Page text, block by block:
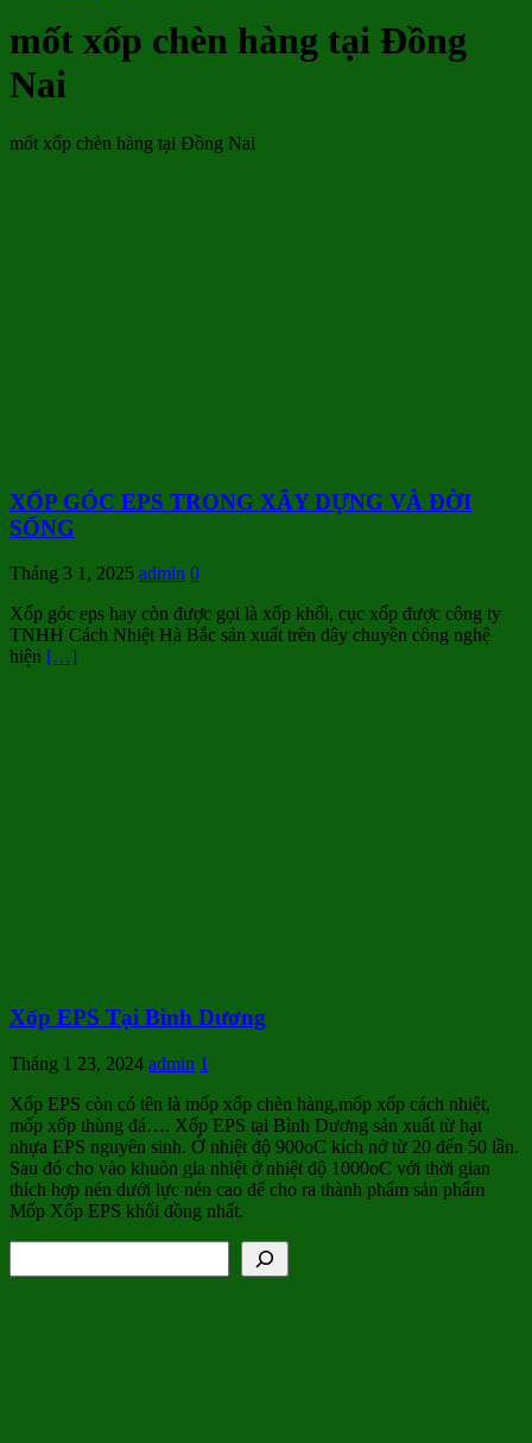
mốt xốp chèn hàng tại Đồng
Nai
mốt xốp chèn hàng tại Đồng Nai
XỐP GÓC EPS TRONG XÂY DỰNG VÀ ĐỜI
SỐNG
Tháng 3 1, 2025 admin 0
Xốp góc eps hay còn được gọi là xốp khối, cục xốp được công ty
TNHH Cách Nhiệt Hà Bắc sản xuất trên dây chuyền công nghệ
hiện […]
Xốp EPS Tại Bình Dương
Tháng 1 23, 2024 admin 1
Xốp EPS còn có tên là mốp xốp chèn hàng,mốp xốp cách nhiệt,
mốp xốp thùng đá…. Xốp EPS tại Bình Dương sản xuất từ hạt
nhựa EPS nguyên sinh. Ở nhiệt độ 900oC kích nở từ 20 đến 50 lần.
Sau đó cho vào khuôn gia nhiệt ở nhiệt độ 1000oC với thời gian
thích hợp nén dưới lực nén cao để cho ra thành phẩm sản phẩm
Mốp Xốp EPS khối đồng nhất.